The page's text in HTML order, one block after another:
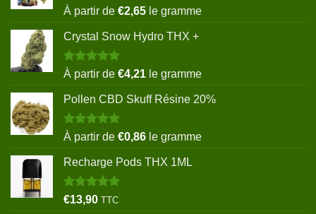
Note5.00
sur 5
À partir de €2,65 le gramme
Crystal Snow Hydro THX +
Note5.00
sur 5
À partir de €4,21 le gramme
Pollen CBD Skuff Résine 20%
Note5.00
sur 5
À partir de €0,86 le gramme
Recharge Pods THX 1ML
Note5.00
€13,90 TTC